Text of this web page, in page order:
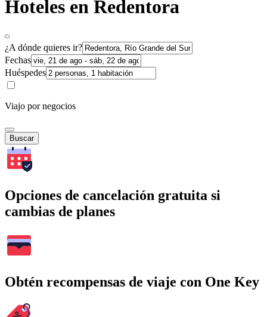
Hoteles en Redentora
¿A dónde quieres ir?
Fechas
Huéspedes
Viajo por negocios
Buscar
Opciones de cancelación gratuita si
cambias de planes
Obtén recompensas de viaje con One Key